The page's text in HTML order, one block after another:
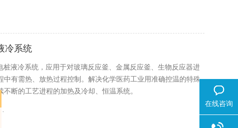
冷系统
桩液冷系统，应用于对玻璃反应釜、金属反应釜、生物反应器进
有需热、放热过程控制。解决化学医药工业用准确控温的特殊
断的工艺进程的加热及冷却、恒温系统。
在线咨询